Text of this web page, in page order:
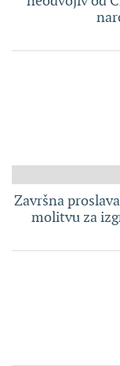
Završna
molitvu za